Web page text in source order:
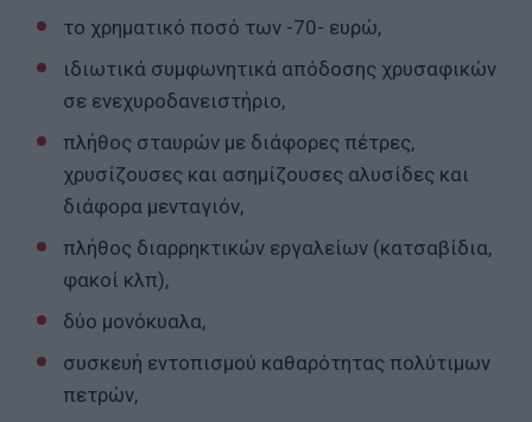
το χρηματικό ποσό των -70- ευρώ,
ιδιωτικά συμφωνητικά απόδοσης χρυσαφικών
σε ενεχυροδανειστήριο,
πλήθος σταυρών με διάφορες πέτρες,
χρυσίζουσες και ασημίζουσες αλυσίδες και
διάφορα μενταγιόν,
πλήθος διαρρηκτικών εργαλείων (κατσαβίδια,
φακοί κλπ),
δύο μονόκυαλα,
συσκευή εντοπισμού καθαρότητας πολύτιμων
πετρών,